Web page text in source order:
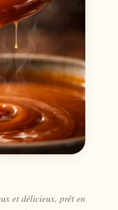
et délicieux, prêt en